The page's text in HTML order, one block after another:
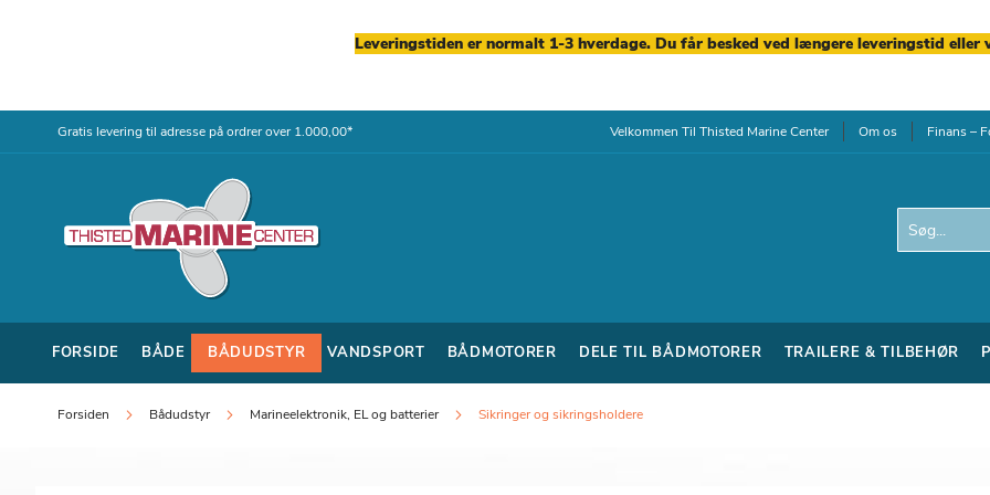
Leveringstiden er normalt 1-3 hverdage. Du får besked ved længere leveringstid eller
Gratis levering til adresse på ordrer over 1.000,00*Skip
Velkommen Til Thisted Marine Center Om os Finans –
Search
FORSIDE BÅDE BÅDUDSTYR VANDSPORT BÅDMOTORER DELE TIL BÅDMOTORER TRAILERE & TILBEHØR
Forsiden Bådudstyr Marineelektronik, EL og batterier Sikringer og sikringsholdere